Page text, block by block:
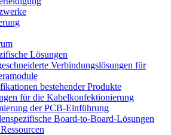
Lösungen
Verbindungslösungen für
bestehender Produkte
für die Kabelkonfektionierung
der PCB-Einführung
Board-to-Board-Lösungen